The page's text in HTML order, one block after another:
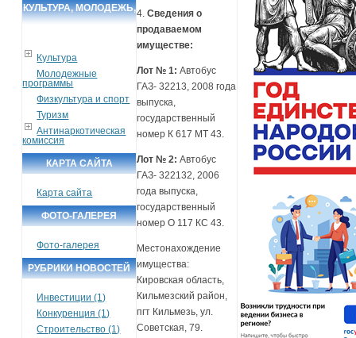
КУЛЬТУРА, МОЛОДЕЖЬ,
Культура
Молодежные
программы
Физкультура и спорт
Туризм
Антинаркотическая
комиссия
КАРТА САЙТА
Карта сайта
ФОТО-ГАЛЕРЕЯ
Фото-галерея
РУБРИКИ НОВОСТЕЙ
Инвестиции (1)
Конкуренция (1)
Строительство (1)
4.Сведения о
продаваемом
имуществе:
Лот № 1: Автобус
ГАЗ- 32213, 2008 года
выпуска,
государственный
номер К 617 МТ 43.
Лот № 2: Автобус
ГАЗ- 322132, 2006
года выпуска,
государственный
номер О 117 КС 43.
Местонахождение
имущества:
Кировская область,
Кильмезский район,
пгт Кильмезь, ул.
Советская, 79.